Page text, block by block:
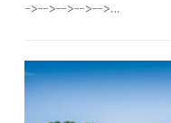
->-->-->-->-->…